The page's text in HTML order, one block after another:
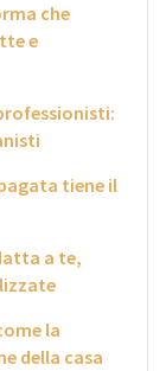
che
e
tiene il
a te,
la
della casa